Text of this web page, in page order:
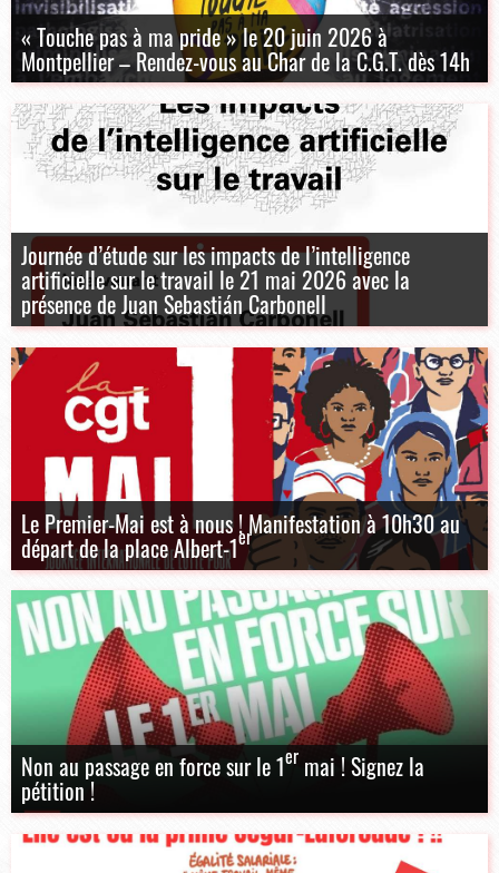
« Touche pas à ma pride » le 20 juin 2026 à
Montpellier – Rendez-vous au Char de la C.G.T. dès 14h
Journée d’étude sur les impacts de l’intelligence
artificielle sur le travail le 21 mai 2026 avec la
présence de Juan Sebastián Carbonell
Le Premier-Mai est à nous ! Manifestation à 10h30 au
départ de la place Albert-1er
Non au passage en force sur le 1ermai ! Signez la
pétition !